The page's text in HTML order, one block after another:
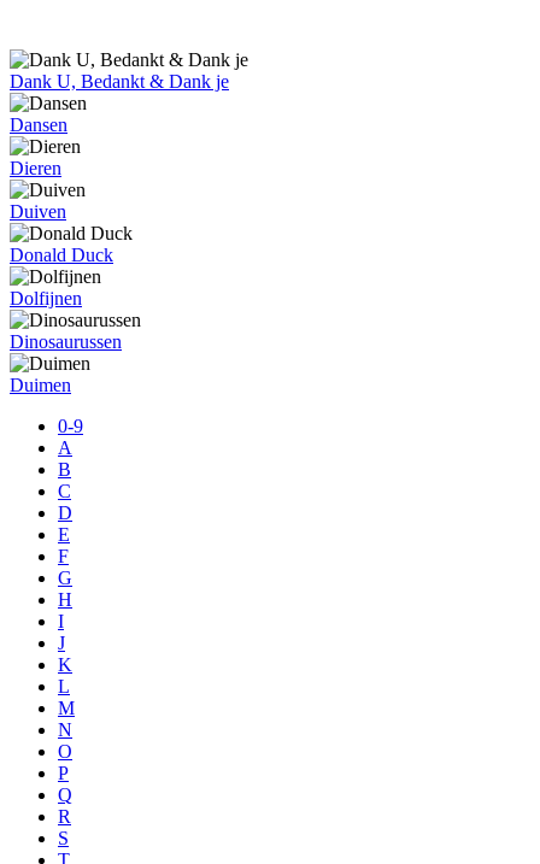
Dank U, Bedankt & Dank je
Dansen
Dieren
Duiven
Donald Duck
Dolfijnen
Dinosaurussen
Duimen
0-9
A
B
C
D
E
F
G
H
I
J
K
L
M
N
O
P
Q
R
S
T